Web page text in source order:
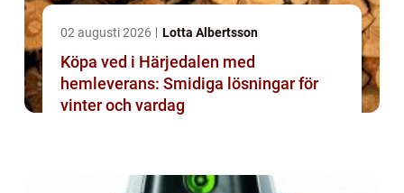
02 augusti 2026 Lotta Albertsson
Köpa ved i Härjedalen med
hemleverans: Smidiga lösningar för
vinter och vardag